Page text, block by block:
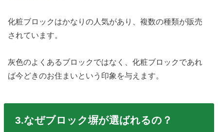
化粧ブロックはかなりの人気があり、複数の種類が販売
されています。
灰色のよくあるブロックではなく、化粧ブロックであれ
ば今どきのお住まいという印象を与えます。
3.なぜブロック塀が選ばれるの？